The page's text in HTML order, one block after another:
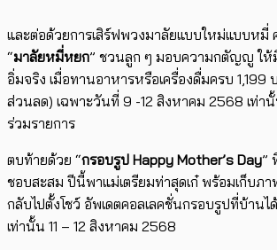
และต่อด้วยการเสิร์ฟพวงมาลัยแบบใหม่แบบหมี่ ค
“มาลัยหมี่หยก” ชวนลูก ๆ มอบความกตัญญู ให้
อิ่มจริง เมื่อทานอาหารหรือเครื่องดื่มครบ 1,199
ส่วนลด) เฉพาะวันที่ 9 -12 สิงหาคม 2568 เท่า
ร่วมรายการ
ตบท้ายด้วย “กรอบรูป Happy Mother’s Day”
ชอบสะสม ปีนี้พาแม่เตรียมท่าสุดเก๋ พร้อมเก็บภา
กลับไปตั้งโชว์ อัพเดตคอลเลคชั่นกรอบรูปที่บ้านไ
เท่านั้น 11 – 12 สิงหาคม 2568